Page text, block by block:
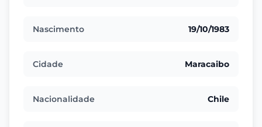
Nascimento 19/10/1983
Cidade Maracaibo
Nacionalidade Chile